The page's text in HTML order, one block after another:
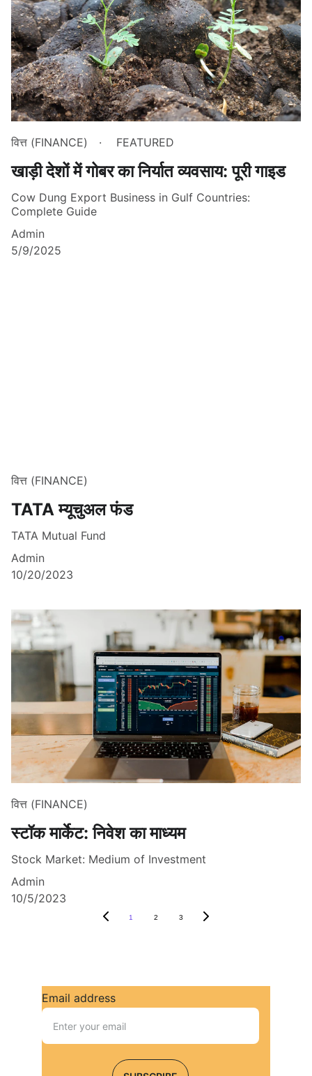
वित्त (FINANCE) FEATURED
खाड़ी देशों में गोबर का निर्यात व्यवसाय: पूरी गाइड
Cow Dung Export Business in Gulf Countries:
Complete Guide
Admin
5/9/2025
वित्त (FINANCE)
TATA म्यूचुअल फंड
TATA Mutual Fund
Admin
10/20/2023
वित्त (FINANCE)
स्टॉक मार्केट: निवेश का माध्यम
Stock Market: Medium of Investment
Admin
10/5/2023
1 2 3
Email address